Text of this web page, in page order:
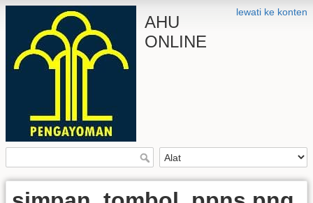
lewati ke konten
AHU
ONLINE